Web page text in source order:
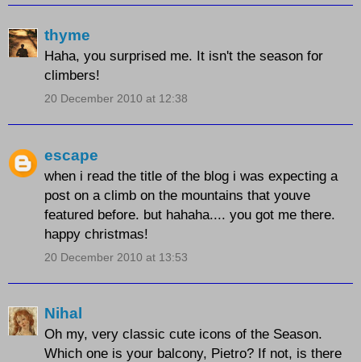
thyme
Haha, you surprised me. It isn't the season for
climbers!
20 December 2010 at 12:38
escape
when i read the title of the blog i was expecting a
post on a climb on the mountains that youve
featured before. but hahaha.... you got me there.
happy christmas!
20 December 2010 at 13:53
Nihal
Oh my, very classic cute icons of the Season.
Which one is your balcony, Pietro? If not, is there